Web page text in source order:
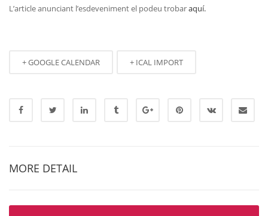
L’article anunciant l’esdeveniment el podeu trobaraquí.
+ GOOGLE CALENDAR + ICAL IMPORT
MORE DETAIL